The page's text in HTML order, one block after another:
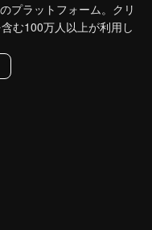
プラットフォーム。クリ
む100万人以上が利用し